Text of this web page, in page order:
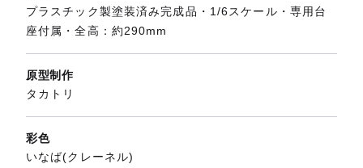
プラスチック製塗装済み完成品・1/6スケール・専用台
座付属・全高：約290mm
原型制作
タカトリ
彩色
いなば(クレーネル)